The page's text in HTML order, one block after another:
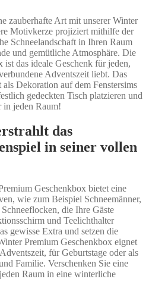
zauberhafte Art mit unserer Winter
Motivkerze projiziert mithilfe der
Schneelandschaft in Ihren Raum
und gemütliche Atmosphäre. Die
das ideale Geschenk für jeden,
Adventszeit liebt. Das
als Dekoration auf dem Fenstersims
gedeckten Tisch platzieren und
in jeden Raum!
das
in seiner vollen
Geschenkbox bietet eine
wie zum Beispiel Schneemänner,
die Ihre Gäste
und Teelichthalter
gewisse Extra und setzen die
Premium Geschenkbox eignet
für Geburtstage oder als
Familie. Verschenken Sie eine
Raum in eine winterliche